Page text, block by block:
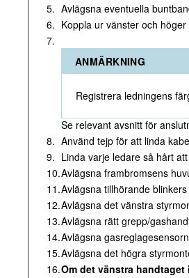
5. Avlägsna eventuella
6. Koppla ur vänster och
7.
ANMÄRKNING
Registrera ledningens
Se relevant avsnitt för
8. Använd tejp för att linda
9. Linda varje ledare så hårt
10.Avlägsna frambromsens
11.Avlägsna tillhörande
12.Avlägsna det vänstra
13.Avlägsna rätt grepp/
14.Avlägsna
15.Avlägsna det högra
16.Om det vänstra